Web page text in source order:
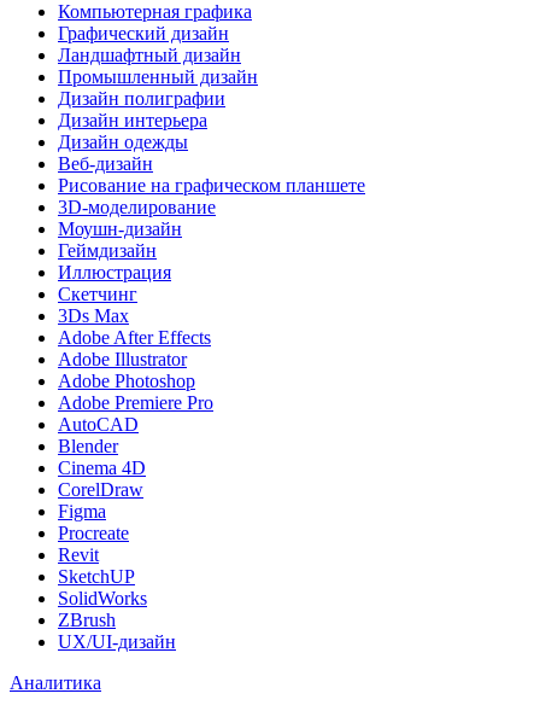
Компьютерная графика
Графический дизайн
Ландшафтный дизайн
Промышленный дизайн
Дизайн полиграфии
Дизайн интерьера
Дизайн одежды
Веб-дизайн
Рисование на графическом планшете
3D-моделирование
Моушн-дизайн
Геймдизайн
Иллюстрация
Скетчинг
3Ds Max
Adobe After Effects
Adobe Illustrator
Adobe Photoshop
Adobe Premiere Pro
AutoCAD
Blender
Cinema 4D
CorelDraw
Figma
Procreate
Revit
SketchUP
SolidWorks
ZBrush
UX/UI-дизайн
Аналитика